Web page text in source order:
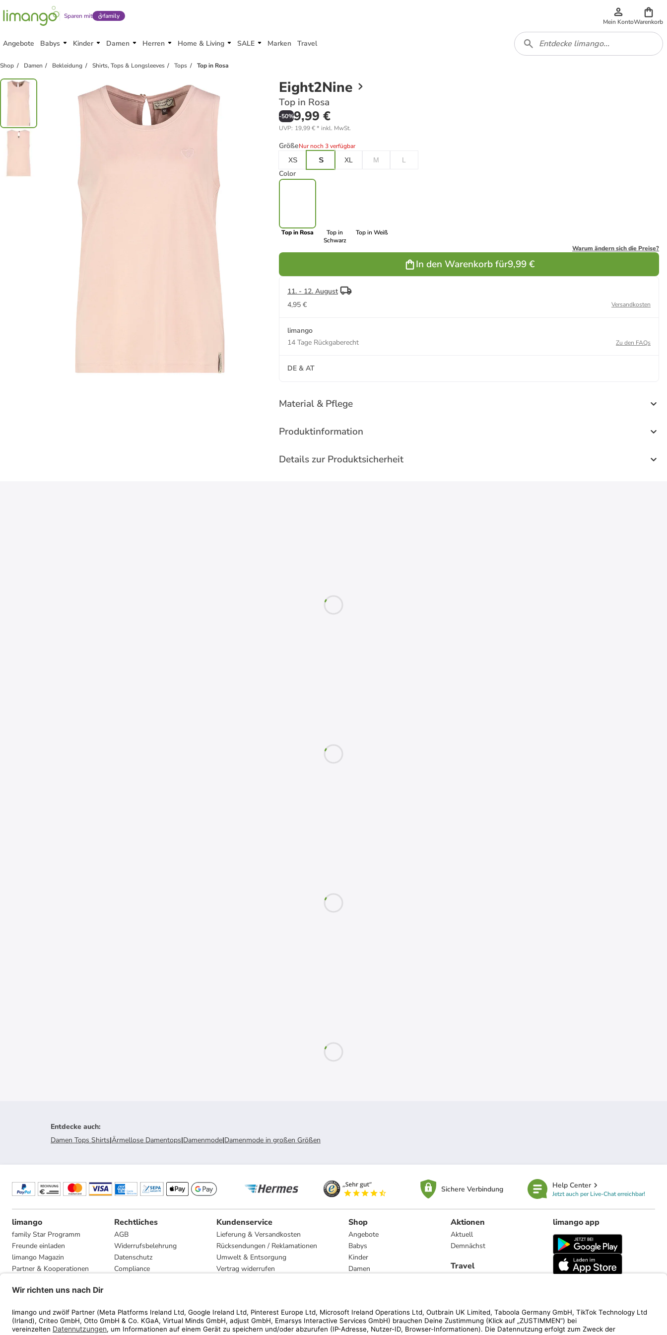
Sparen mit family
Mein KontoWarenkorb
Angebote Babys Kinder Damen Herren Home & Living SALE Marken Travel
Shop Damen Bekleidung Shirts, Tops & Longsleeves Tops Top in Rosa
Eight2Nine
Top in Rosa
-50%9,99 €
UVP: 19,99 €* inkl. MwSt.
GrößeNur noch 3 verfügbar
XS
S XL M L
Color
Top in Rosa
Top in
Schwarz
Top in Weiß
Warum ändern sich die Preise?
In den Warenkorb für9,99 €
11. - 12. August
4,95 €
Versandkosten
limango
14 Tage Rückgaberecht
Zu den FAQs
DE & AT
Material & Pflege
Produktinformation
Details zur Produktsicherheit
Entdecke auch:
Damen Tops Shirts|Ärmellose Damentops|Damenmode|Damenmode in großen Größen
Sichere Verbindung Help Center
Jetzt auch per Live-Chat erreichbar!
limango
family Star Programm
Freunde einladen
limango Magazin
Partner & Kooperationen
Presse
Rechtliches
AGB
Widerrufsbelehrung
Datenschutz
Compliance
Kundenservice
Lieferung & Versandkosten
Rücksendungen / Reklamationen
Umwelt & Entsorgung
Vertrag widerrufen
Shop
Angebote
Babys
Kinder
Damen
Marken
Aktionen
Aktuell
Demnächst
Travel
limango app